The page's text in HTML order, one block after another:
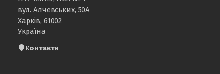
вул. Алчевських, 50А
Харків, 61002
Україна
Контакти